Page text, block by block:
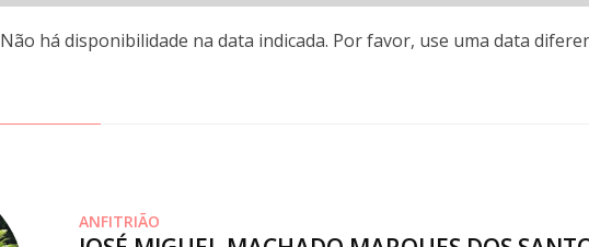
Não há disponibilidade na data indicada. Por favor, use uma data
ANFITRIÃO